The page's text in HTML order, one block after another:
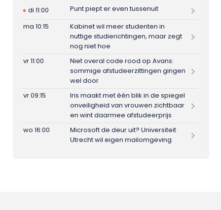
di 11:00
Punt piept er even tussenuit
ma 10:15
Kabinet wil meer studenten in
nuttige studierichtingen, maar zegt
nog niet hoe
vr 11:00
Niet overal code rood op Avans:
sommige afstudeerzittingen gingen
wel door
vr 09:15
Iris maakt met één blik in de spiegel
onveiligheid van vrouwen zichtbaar
en wint daarmee afstudeerprijs
wo 16:00
Microsoft de deur uit? Universiteit
Utrecht wil eigen mailomgeving